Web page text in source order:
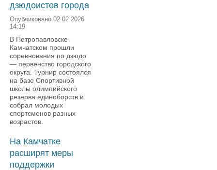
дзюдоистов города
Опубликовано 02.02.2026
14:19
В Петропавловске-
Камчатском прошли
соревнования по дзюдо
— первенство городского
округа. Турнир состоялся
на базе Спортивной
школы олимпийского
резерва единоборств и
собрал молодых
спортсменов разных
возрастов.
На Камчатке
расширят меры
поддержки